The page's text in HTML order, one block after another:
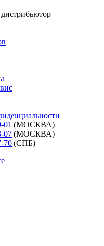
01 (МОСКВА)
07 (МОСКВА)
70 (СПБ)